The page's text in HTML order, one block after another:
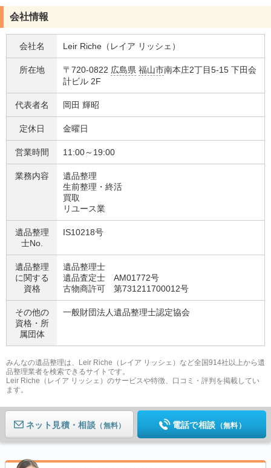
会社情報
会社名 Leir Riche（レイア リッシェ）
所在地 〒720-0822 広島県 福山市南本庄2丁目5-15 下田会
計ビル 2F
代表者名 岡田 輝昭
定休日 金曜日
営業時間 11:00～19:00
業務内容
遺品整理
生前整理・終活
買取
リユース業
遺品整理
士No.
IS10218号
遺品整理
に関する
資格
遺品整理士
遺品査定士 AM01772号
古物商許可 第731211700012号
その他の
資格・ 所
属団体
一般財団法人遺品整理士認定協会
みんなの遺品整理は、Leir Riche（レイア リッシェ）など全国914社以上から遺
品整理業者を検索できるサイトです。
Leir Riche（レイア リッシェ）のサービスや特徴、口コミ・評判を掲載してい
ます。
ネット見積 （無料） 電話で相談 （無料）